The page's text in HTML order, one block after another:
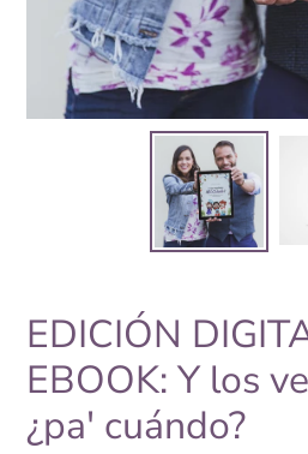
EDICIÓN
EBOOK: Y los
¿pa' cuándo?